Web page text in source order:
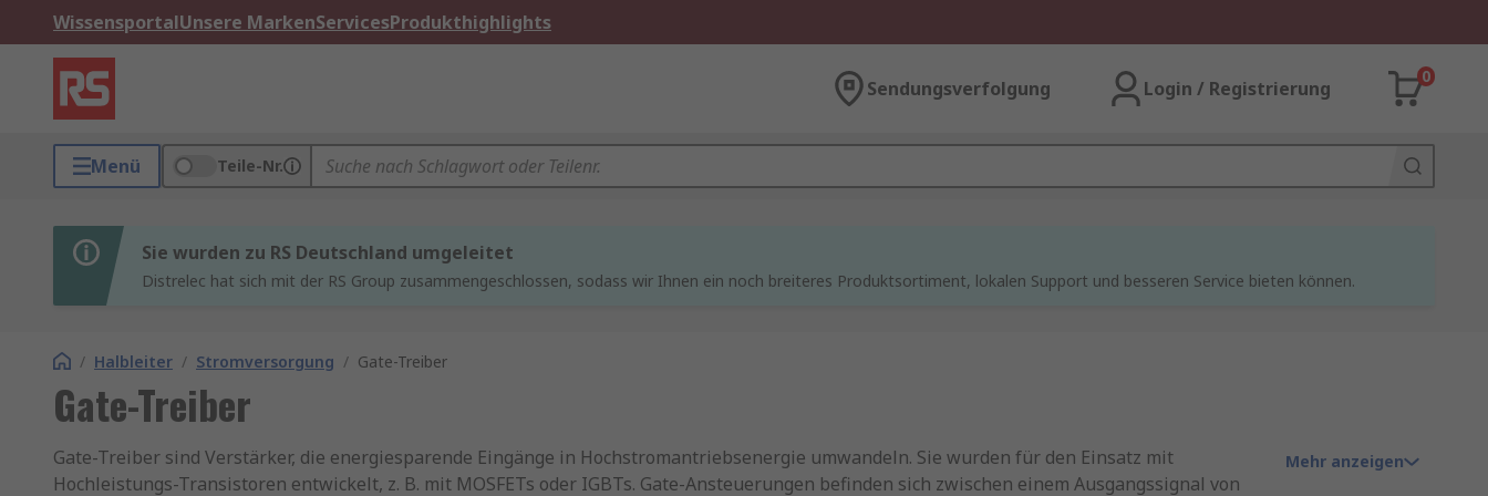
WissensportalUnsere MarkenServicesProdukthighlights
Sendungsverfolgung Login / Registrierung
0
Menü Teile-Nr.
Sie wurden zu RS Deutschland umgeleitet
Distrelec hat sich mit der RS Group zusammengeschlossen, sodass wir Ihnen ein noch breiteres Produktsortiment, lokalen Support und besseren Service bieten können.
/ Halbleiter / Stromversorgung / Gate-Treiber
Gate-Treiber
Gate-Treiber sind Verstärker, die energiesparende Eingänge in Hochstromantriebsenergie umwandeln. Sie wurden für den Einsatz mit
Hochleistungs-Transistoren entwickelt, z. B. mit MOSFETs oder IGBTs. Gate-Ansteuerungen befinden sich zwischen einem Ausgangssignal von
Mehr anzeigen